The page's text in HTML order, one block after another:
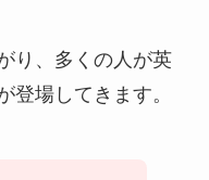
り、多くの人が英
登場してきます。